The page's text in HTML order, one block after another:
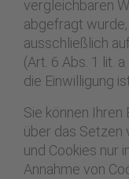
vergleichbaren
abgefragt
ausschließlich
(Art. 6 Abs. 1 lit.
die Einwilligung
Sie können
über das Setzen
und Cookies nur
Annahme von